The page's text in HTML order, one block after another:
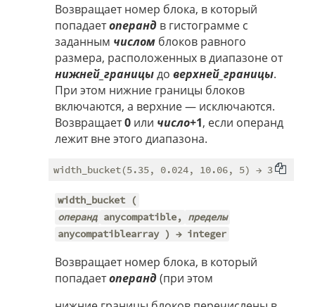
Возвращает номер блока, в который
попадаетоперанд в гистограмме с
заданным числом блоков равного
размера, расположенных в диапазоне от
нижней_границыдо верхней_границы.
При этом нижние границы блоков
включаются, а верхние — исключаются.
Возвращает0 или число+1, если операнд
лежит вне этого диапазона.
width_bucket (
операнд anycompatible, пределы
anycompatiblearray ) → integer
Возвращает номер блока, в который
попадаетоперанд (при этом